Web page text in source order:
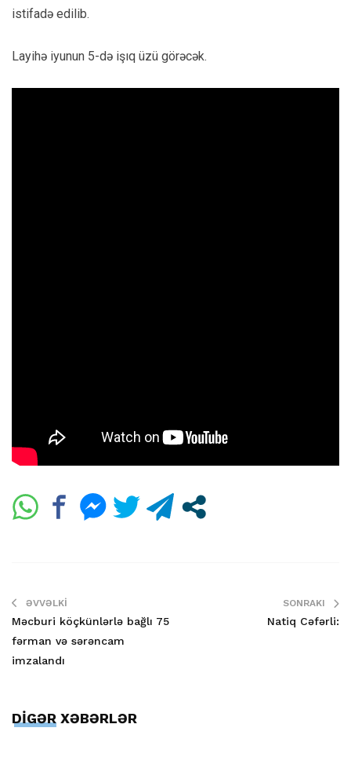
istifadə edilib.
Layihə iyunun 5-də işıq üzü görəcək.
ƏVVƏLKI
Məcburi köçkünlərlə bağlı 75
fərman və sərəncam
imzalandı
SONRAKI
Natiq Cəfərli:
DİGƏR XƏBƏRLƏR